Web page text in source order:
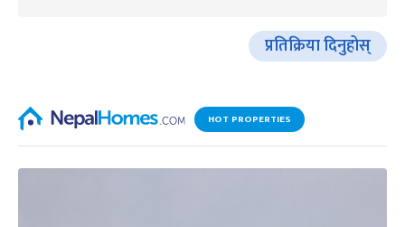
प्रतिक्रिया दिनुहोस्
HOT PROPERTIES